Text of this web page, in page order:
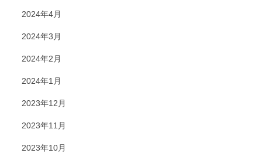
2024年4月
2024年3月
2024年2月
2024年1月
2023年12月
2023年11月
2023年10月